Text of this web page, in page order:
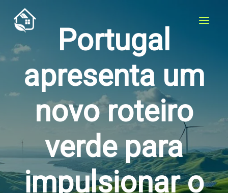
content
Portugal
apresenta um
novo roteiro
verde para
impulsionar o